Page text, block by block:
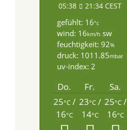
05:38 21:34 CEST
gefühlt: 16°c
wind: 16km/h sw
feuchtigkeit: 92%
druck: 1011.85mbar
uv-index: 2
Do. Fr.
Sa.
25°C/
16°C
23°C/
14°C
25°C/
16°C